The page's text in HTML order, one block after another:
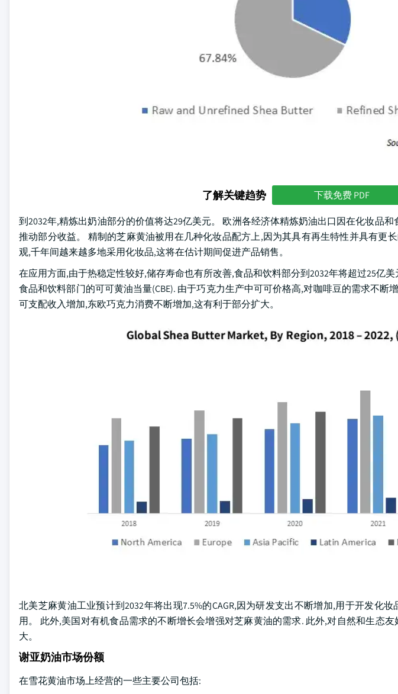
了解关键趋势 下载免费 PDF
到2032年,精炼出奶油部分的价值将达29亿美元。 欧洲各经济体精炼奶油出口因在化妆品
推动部分收益。 精制的芝麻黄油被用在几种化妆品配方上,因为其具有再生特性并具有更
观,千年间越来越多地采用化妆品,这将在估计期间促进产品销售。
在应用方面,由于热稳定性较好,储存寿命也有所改善,食品和饮料部分到2032年将超过25亿
食品和饮料部门的可可黄油当量(CBE). 由于巧克力生产中可可价格高,对咖啡豆的需求不断
可支配收入增加,东欧巧克力消费不断增加,这有利于部分扩大。
北美芝麻黄油工业预计到2032年将出现7.5%的CAGR,因为研发支出不断增加,用于开发化
用。 此外,美国对有机食品需求的不断增长会增强对芝麻黄油的需求. 此外,对自然和生态
大。
谢亚奶油市场份额
在雪花黄油市场上经营的一些主要公司包括: